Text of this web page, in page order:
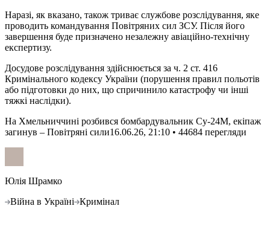
Наразі, як вказано, також триває службове розслідування, яке
проводить командування Повітряних сил ЗСУ. Після його
завершення буде призначено незалежну авіаційно-технічну
експертизу.
Досудове розслідування здійснюється за ч. 2 ст. 416
Кримінального кодексу України (порушення правил польотів
або підготовки до них, що спричинило катастрофу чи інші
тяжкі наслідки).
На Хмельниччині розбився бомбардувальник Су-24М, екіпаж
загинув – Повітряні сили16.06.26, 21:10 • 44684 перегляди
Юлія Шрамко
Війна в Україні Кримінал